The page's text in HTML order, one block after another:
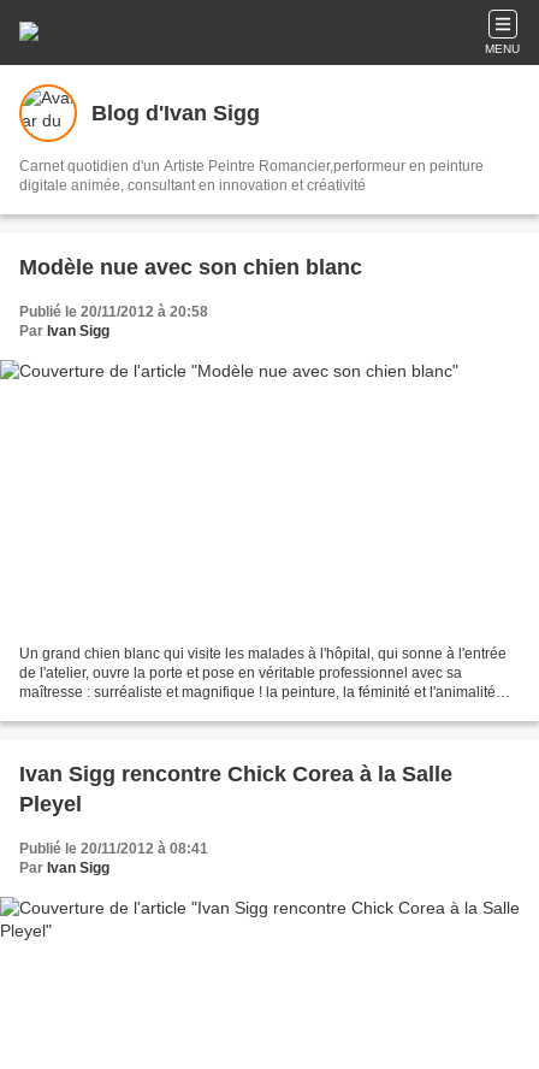
MENU
Blog d'Ivan Sigg
Carnet quotidien d'un Artiste Peintre Romancier,performeur en peinture
digitale animée, consultant en innovation et créativité
Modèle nue avec son chien blanc
Publié le 20/11/2012 à 20:58
Par Ivan Sigg
Un grand chien blanc qui visite les malades à l'hôpital, qui sonne à l'entrée
de l'atelier, ouvre la porte et pose en véritable professionnel avec sa
maîtresse : surréaliste et magnifique ! la peinture, la féminité et l'animalité
Ivan Sigg rencontre Chick Corea à la Salle
Pleyel
Publié le 20/11/2012 à 08:41
Par Ivan Sigg